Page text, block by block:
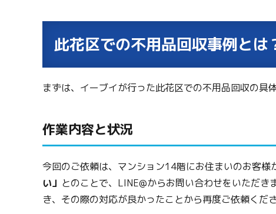
此花区での不用品回収事例とは
まずは、イーブイが行った此花区での不用品回収の具
作業内容と状況
今回のご依頼は、マンション14階にお住まいのお客様
い」 とのことで、LINE@からお問い合わせをいただ
き、その際の対応が良かったことから再度ご依頼くだ